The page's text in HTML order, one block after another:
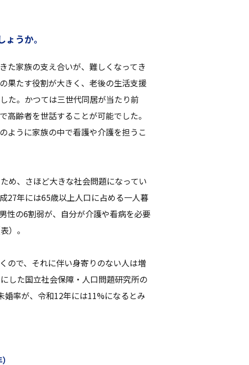
うか。
た家族の支え合いが、難しくなってき
果たす役割が大きく、老後の生活支援
た。かつては三世代同居が当たり前
齢者を世話することが可能でした。
ように家族の中で看護や介護を担うこ
め、さほど大きな社会問題になってい
27年には65歳以上人口に占める一人暮
性の6割弱が、自分が介護や看病を必要
）。
ので、それに伴い身寄りのない人は増
した国立社会保障・人口問題研究所の
率が、令和12年には11%になるとみ